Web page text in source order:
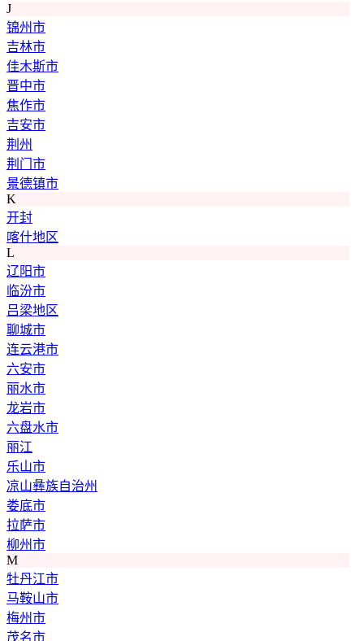
J
锦州市
吉林市
佳木斯市
晋中市
焦作市
吉安市
荆州
荆门市
景德镇市
K
开封
喀什地区
L
辽阳市
临汾市
吕梁地区
聊城市
连云港市
六安市
丽水市
龙岩市
六盘水市
丽江
乐山市
凉山彝族自治州
娄底市
拉萨市
柳州市
M
牡丹江市
马鞍山市
梅州市
茂名市